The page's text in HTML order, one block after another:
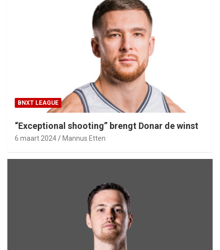
BNXT LEAGUE
“Exceptional shooting” brengt Donar de winst
6 maart 2024 Mannus Etten